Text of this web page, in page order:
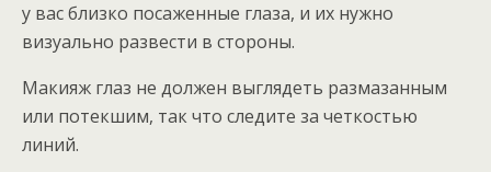
у вас близко посаженные глаза, и их нужно
визуально развести в стороны.
Макияж глаз не должен выглядеть размазанным
или потекшим, так что следите за четкостью
линий.